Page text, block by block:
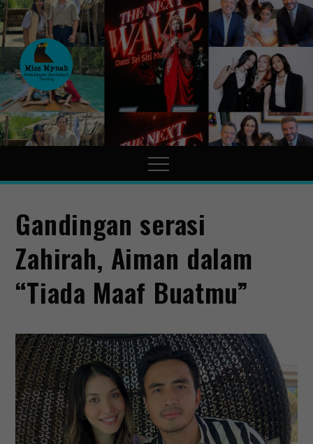
MissMynah
Portal Hiburan, Gaya Hidup
& Trending
Gandingan serasi
Zahirah, Aiman dalam
“Tiada Maaf Buatmu”